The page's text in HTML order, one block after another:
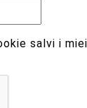
salvi i